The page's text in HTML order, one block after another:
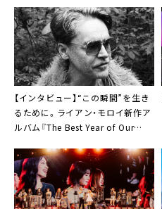
【インタビュー】“この瞬間”を生き
るために。ライアン・モロイ新作ア
ルバム『The Best Year of Our